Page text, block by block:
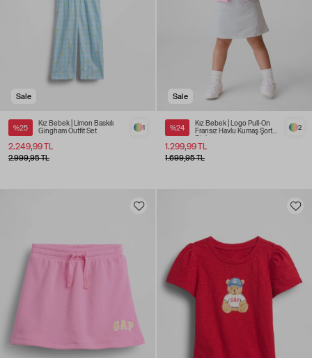
Sale
%25
Kız Bebek | Limon Baskılı
Gingham Outfit Set
2.249,99 TL
1
2.999,95 TL
Sale
%24
Kız Bebek | Logo Pull-On
Fransız Havlu Kumaş Şort
Etek
1.299,99 TL
2
1.699,95 TL